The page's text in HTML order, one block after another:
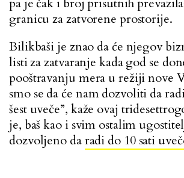
granicu za zatvorene prostorije.
Bilikbaši je znao da će njegov
listi za zatvaranje kada god se
pooštravanju mera u režiji nove
smo se da će nam dozvoliti da
šest uveče”, kaže ovaj
je, baš kao i svim ostalim
dozvoljeno daradi do 10 sati